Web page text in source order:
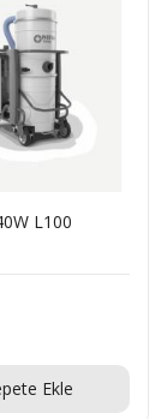
L100
Ekle